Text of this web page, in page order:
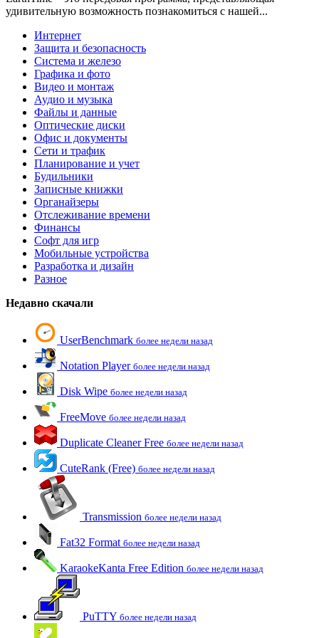
удивительную возможность познакомиться с нашей...
Интернет
Защита и безопасность
Система и железо
Графика и фото
Видео и монтаж
Аудио и музыка
Файлы и данные
Оптические диски
Офис и документы
Сети и трафик
Планирование и учет
Будильники
Записные книжки
Органайзеры
Отслеживание времени
Финансы
Софт для игр
Мобильные устройства
Разработка и дизайн
Разное
Недавно скачали
UserBenchmark более недели назад
Notation Player более недели назад
Disk Wipe более недели назад
FreeMove более недели назад
Duplicate Cleaner Free более недели назад
CuteRank (Free) более недели назад
Transmission более недели назад
Fat32 Format более недели назад
KaraokeKanta Free Edition более недели назад
PuTTY более недели назад